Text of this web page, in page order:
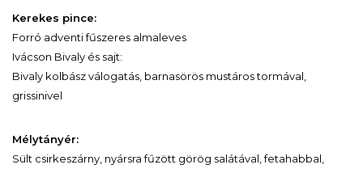
Kerekes pince:
Forró adventi fűszeres almaleves
Ivácson Bivaly és sajt:
Bivaly kolbász válogatás, barnasörös mustáros tormával,
grissinivel
Mélytányér:
Sült csirkeszárny, nyársra fűzött görög salátával, fetahabbal,